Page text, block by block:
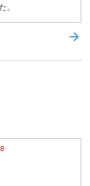
。